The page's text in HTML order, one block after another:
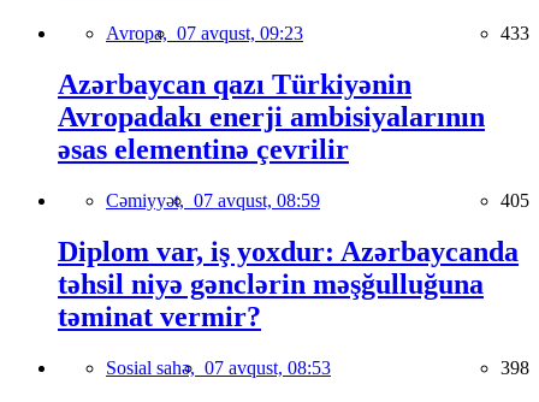
Avropa, 07 avqust, 09:23 433
Azərbaycan qazı Türkiyənin
Avropadakı enerji ambisiyalarının
əsas elementinə çevrilir
Cəmiyyət, 07 avqust, 08:59 405
Diplom var, iş yoxdur: Azərbaycanda
təhsil niyə gənclərin məşğulluğuna
təminat vermir?
Sosial sahə, 07 avqust, 08:53 398